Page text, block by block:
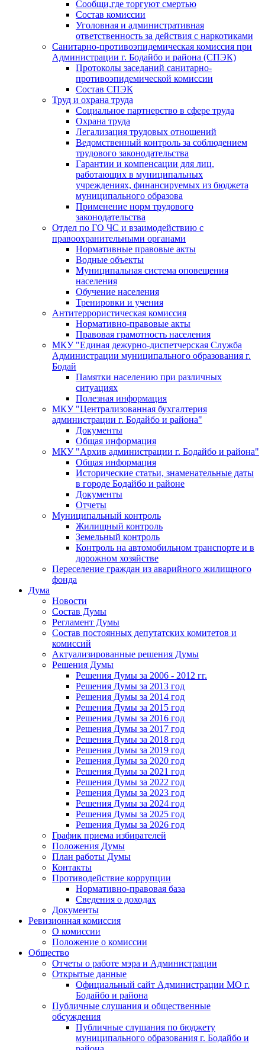
Сообщи,где торгуют смертью
Состав комиссии
Уголовная и административная
ответственность за действия с наркотиками
Санитарно-противоэпидемическая комиссия при
Администрации г. Бодайбо и района (СПЭК)
Протоколы заседаний санитарно-
противоэпидемической комиссии
Состав СПЭК
Труд и охрана труда
Социальное партнерство в сфере труда
Охрана труда
Легализация трудовых отношений
Ведомственный контроль за соблюдением
трудового законодательства
Гарантии и компенсации для лиц,
работающих в муниципальных
учреждениях, финансируемых из бюджета
муниципального образова
Применение норм трудового
законодательства
Отдел по ГО ЧС и взаимодействию с
правоохранительными органами
Нормативные правовые акты
Водные объекты
Муниципальная система оповещения
населения
Обучение населения
Тренировки и учения
Антитеррористическая комиссия
Нормативно-правовые акты
Правовая грамотность населения
МКУ "Единая дежурно-диспетчерская Служба
Администрации муниципального образования г.
Бодай
Памятки населению при различных
ситуациях
Полезная информация
МКУ "Централизованная бухгалтерия
администрации г. Бодайбо и района"
Документы
Общая информация
МКУ "Архив администрации г. Бодайбо и района"
Общая информация
Исторические статьи, знаменательные даты
в городе Бодайбо и районе
Документы
Отчеты
Муниципальный контроль
Жилищный контроль
Земельный контроль
Контроль на автомобильном транспорте и в
дорожном хозяйстве
Переселение граждан из аварийного жилищного
фонда
Дума
Новости
Состав Думы
Регламент Думы
Состав постоянных депутатских комитетов и
комиссий
Актуализированные решения Думы
Решения Думы
Решения Думы за 2006 - 2012 гг.
Решения Думы за 2013 год
Решения Думы за 2014 год
Решения Думы за 2015 год
Решения Думы за 2016 год
Решения Думы за 2017 год
Решения Думы за 2018 год
Решения Думы за 2019 год
Решения Думы за 2020 год
Решения Думы за 2021 год
Решения Думы за 2022 год
Решения Думы за 2023 год
Решения Думы за 2024 год
Решения Думы за 2025 год
Решения Думы за 2026 год
График приема избирателей
Положения Думы
План работы Думы
Контакты
Противодействие коррупции
Нормативно-правовая база
Сведения о доходах
Документы
Ревизионная комиссия
О комиссии
Положение о комиссии
Общество
Отчеты о работе мэра и Администрации
Открытые данные
Официальный сайт Администрации МО г.
Бодайбо и района
Публичные слушания и общественные
обсуждения
Публичные слушания по бюджету
муниципального образования г. Бодайбо и